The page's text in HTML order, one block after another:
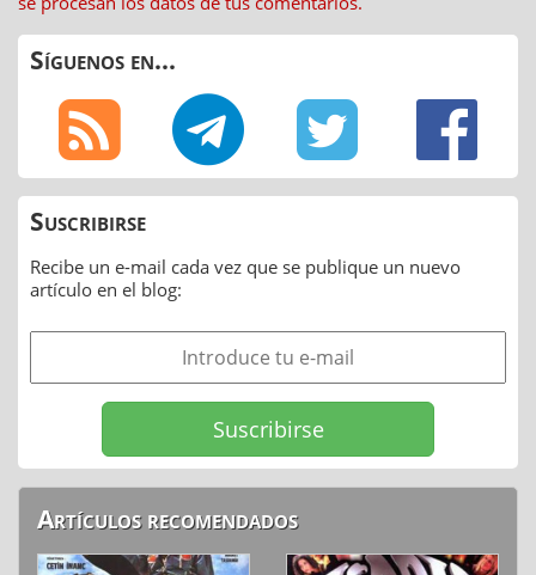
Síguenos en...
Suscribirse
Recibe un e-mail cada vez que se publique un nuevo
artículo en el blog:
Artículos recomendados